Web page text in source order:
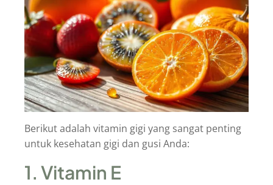
Berikut adalah vitamin gigi yang sangat penting
untuk kesehatan gigi dan gusi Anda:
1. Vitamin E